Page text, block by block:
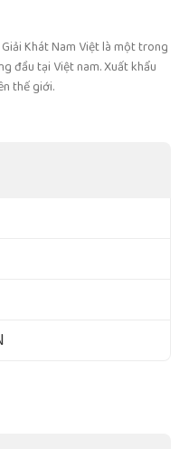
Khát Nam Việt là một trong
đầu tại Việt nam. Xuất khẩu
thế giới.